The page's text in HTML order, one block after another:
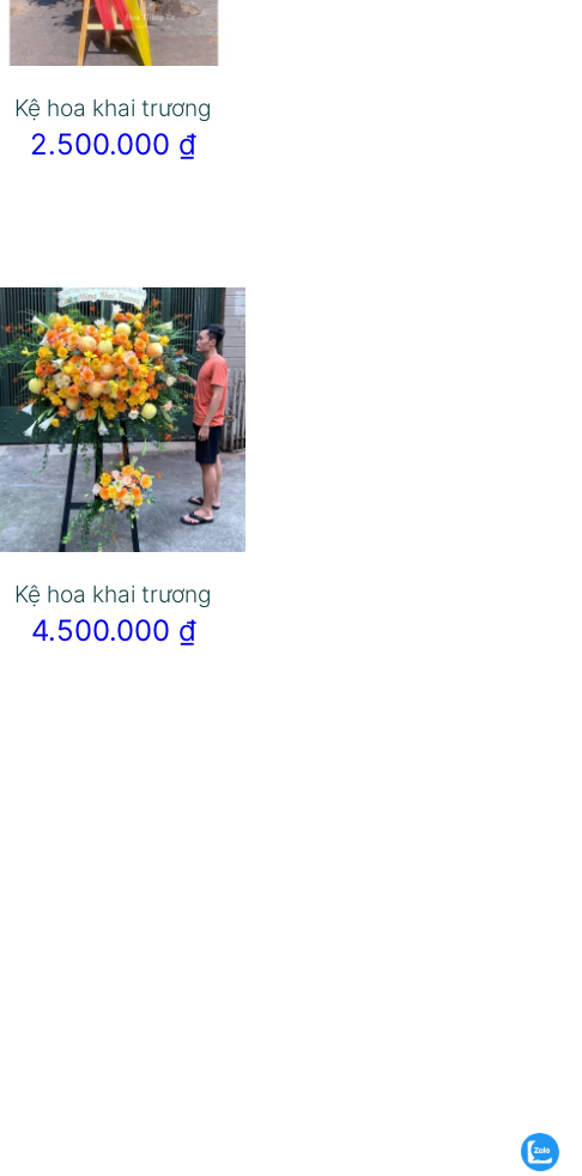
Kệ hoa khai trương
2.500.000 ₫
Kệ hoa khai trương
4.500.000 ₫